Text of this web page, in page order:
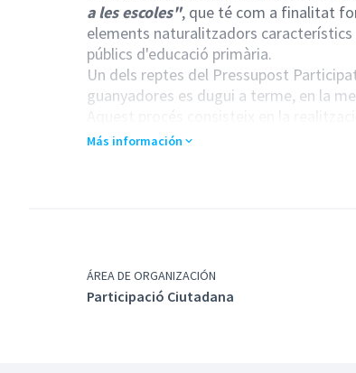
a les escoles", que té com a finalitat
elements naturalitzadors
públics d'educació primària.
Un dels reptes del Pressupost
guanyadores es dugui a terme, en la
transformació d'espais verds i altres
Associació de Famílies d’Alumnes
Alumnat
Más información
ÁREA DE ORGANIZACIÓN
Participació Ciutadana